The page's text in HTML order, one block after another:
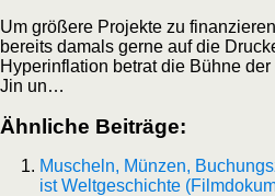
Um grö­ße­re Pro­jek­te zu
bereits damals ger­ne auf die
Hyper­in­fla­ti­on betrat die Büh­ne
Jin un…
Ähn­li­che Beiträge:
Muscheln, Mün­zen,
ist Welt­ge­schich­te